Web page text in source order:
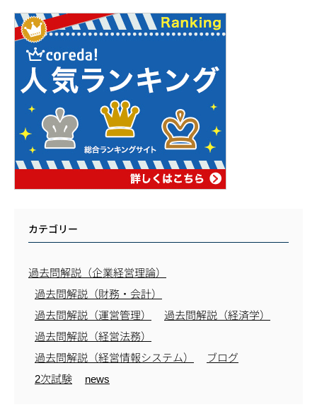
カテゴリー
過去問解説（企業経営理論）
過去問解説（財務・会計）
過去問解説（運営管理）
過去問解説（経済学）
過去問解説（経営法務）
過去問解説（経営情報システム）
ブログ
2次試験
news